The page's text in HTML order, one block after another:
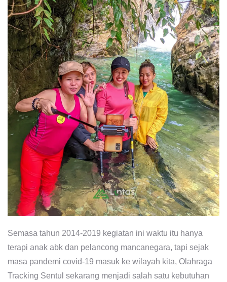
Semasa tahun 2014-2019 kegiatan ini waktu itu hanya
terapi anak abk dan pelancong mancanegara, tapi sejak
masa pandemi covid-19 masuk ke wilayah kita, Olahraga
Tracking Sentul sekarang menjadi salah satu kebutuhan